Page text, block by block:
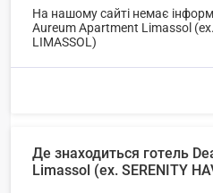
На нашому сайті немає
Aureum Apartment Limassol (ex.
LIMASSOL)
Де знаходиться готель
Limassol (ex. SERENITY